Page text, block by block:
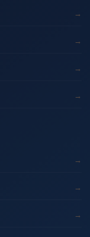
→
→
→
→
→
→
→